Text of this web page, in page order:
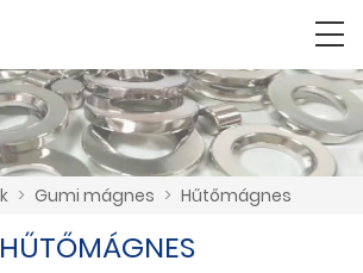
> Gumi mágnes > Hűtőmágnes
HŰTŐMÁGNES